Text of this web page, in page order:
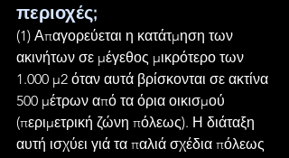
περιοχές;
(1) Απαγορεύεται η κατάτμηση των
ακινήτων σε μέγεθος μικρότερο των
1.000 μ2 όταν αυτά βρίσκονται σε ακτίνα
500 μέτρων από τα όρια οικισμού
(περιμετρική ζώνη πόλεως). Η διάταξη
αυτή ισχύει γιά τα παλιά σχέδια πόλεως